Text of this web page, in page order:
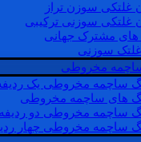
غلتکی سوزن تراز
غلتکی سوزنی ترکیبی
های مشترک جهانی
غلتک سوزنی
ساچمه مخروطی
ساچمه مخروطی یک
های ساچمه مخروطی
ساچمه مخروطی دو ردیفه
ساچمه مخروطی چهار